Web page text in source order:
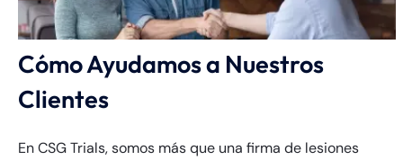
Cómo Ayudamos a Nuestros
Clientes
En CSG Trials, somos más que una firma de lesiones